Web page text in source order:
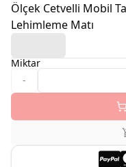
Ölçek Cetvelli Mobil
Lehimleme Matı
Miktar
-